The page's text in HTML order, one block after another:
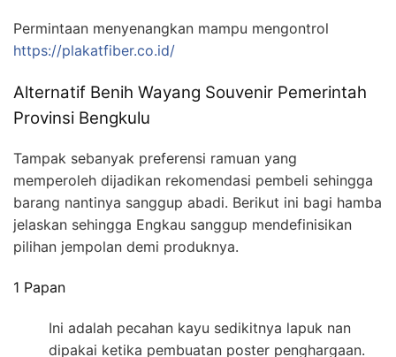
Permintaan menyenangkan mampu mengontrol
https://plakatfiber.co.id/
Alternatif Benih Wayang Souvenir Pemerintah
Provinsi Bengkulu
Tampak sebanyak preferensi ramuan yang
memperoleh dijadikan rekomendasi pembeli sehingga
barang nantinya sanggup abadi. Berikut ini bagi hamba
jelaskan sehingga Engkau sanggup mendefinisikan
pilihan jempolan demi produknya.
1 Papan
Ini adalah pecahan kayu sedikitnya lapuk nan
dipakai ketika pembuatan poster penghargaan.